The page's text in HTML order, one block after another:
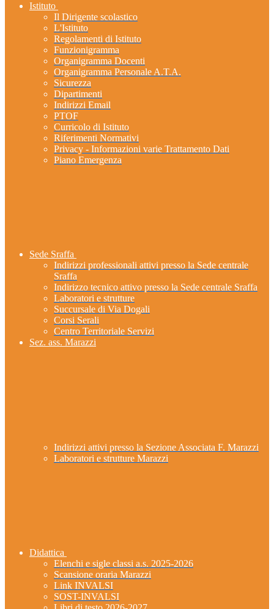
Istituto
Il Dirigente scolastico
L'Istituto
Regolamenti di Istituto
Funzionigramma
Organigramma Docenti
Organigramma Personale A.T.A.
Sicurezza
Dipartimenti
Indirizzi Email
PTOF
Curricolo di Istituto
Riferimenti Normativi
Privacy - Informazioni varie Trattamento Dati
Piano Emergenza
Sede Sraffa
Indirizzi professionali attivi presso la Sede centrale
Sraffa
Indirizzo tecnico attivo presso la Sede centrale Sraffa
Laboratori e strutture
Succursale di Via Dogali
Corsi Serali
Centro Territoriale Servizi
Sez. ass. Marazzi
Indirizzi attivi presso la Sezione Associata F. Marazzi
Laboratori e strutture Marazzi
Didattica
Elenchi e sigle classi a.s. 2025-2026
Scansione oraria Marazzi
Link INVALSI
SOST-INVALSI